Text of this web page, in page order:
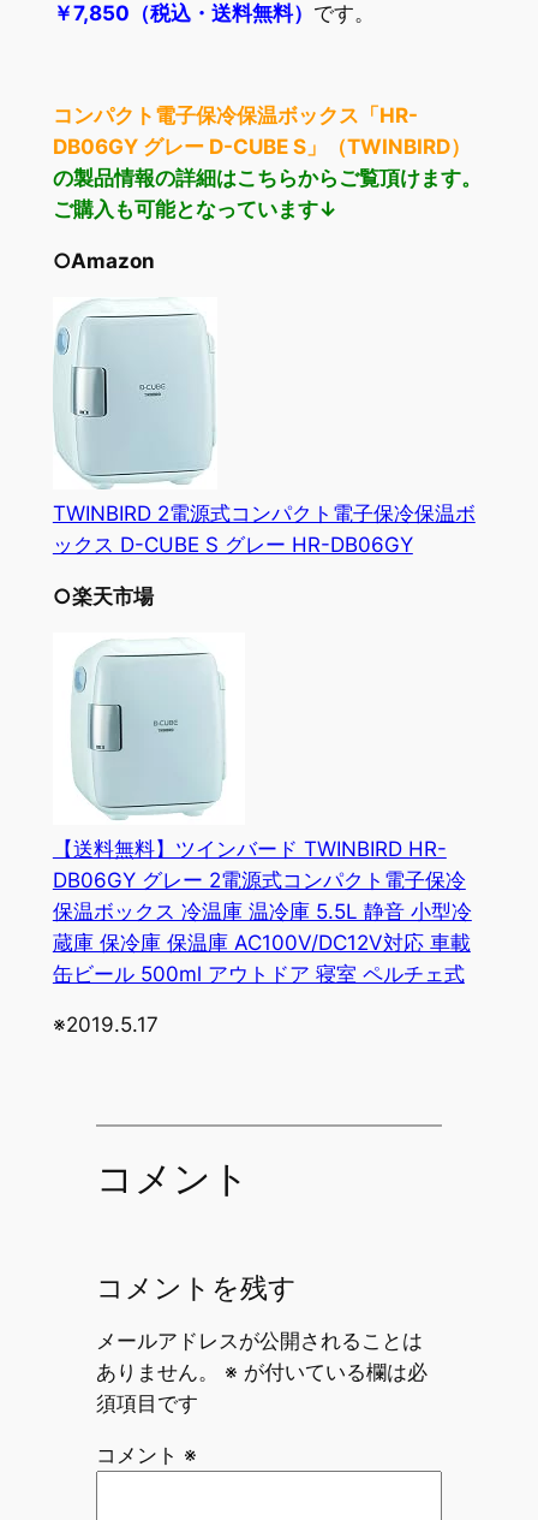
￥7,850（税込・送料無料） です。
コンパクト電子保冷保温ボックス「HR-
DB06GY グレー D-CUBE S」（TWINBIRD）
の製品情報の詳細はこちらからご覧頂けます。
ご購入も可能となっています↓
○Amazon
TWINBIRD 2電源式コンパクト電子保冷保温ボ
ックス D-CUBE S グレー HR-DB06GY
○楽天市場
【送料無料】ツインバード TWINBIRD HR-
DB06GY グレー 2電源式コンパクト電子保冷
保温ボックス 冷温庫 温冷庫 5.5L 静音 小型冷
蔵庫 保冷庫 保温庫 AC100V/DC12V対応 車載
缶ビール 500ml アウトドア 寝室 ペルチェ式
※2019.5.17
コメント
コメントを残す
メールアドレスが公開されることは
ありません。
※ が付いている欄は必
須項目です
コメント ※